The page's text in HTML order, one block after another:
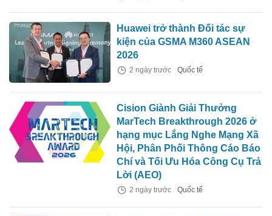
Huawei trở thành Đối tác sự
kiện của GSMA M360 ASEAN
2026
2 ngày trước Quốc tế
Cision Giành Giải Thưởng
MarTech Breakthrough 2026 ở
hạng mục Lắng Nghe Mạng Xã
Hội, Phân Phối Thông Cáo Báo
Chí và Tối Ưu Hóa Công Cụ Trả
Lời (AEO)
2 ngày trước Quốc tế